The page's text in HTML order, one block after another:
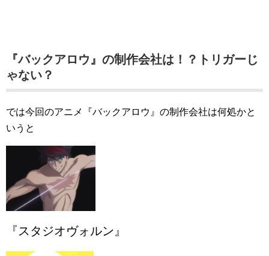
『バックアロウ』の制作会社は！？トリガーじ
ゃない？
では今回のアニメ『バックアロウ』の制作会社は何処かと
いうと
『スタジオヴォルン』